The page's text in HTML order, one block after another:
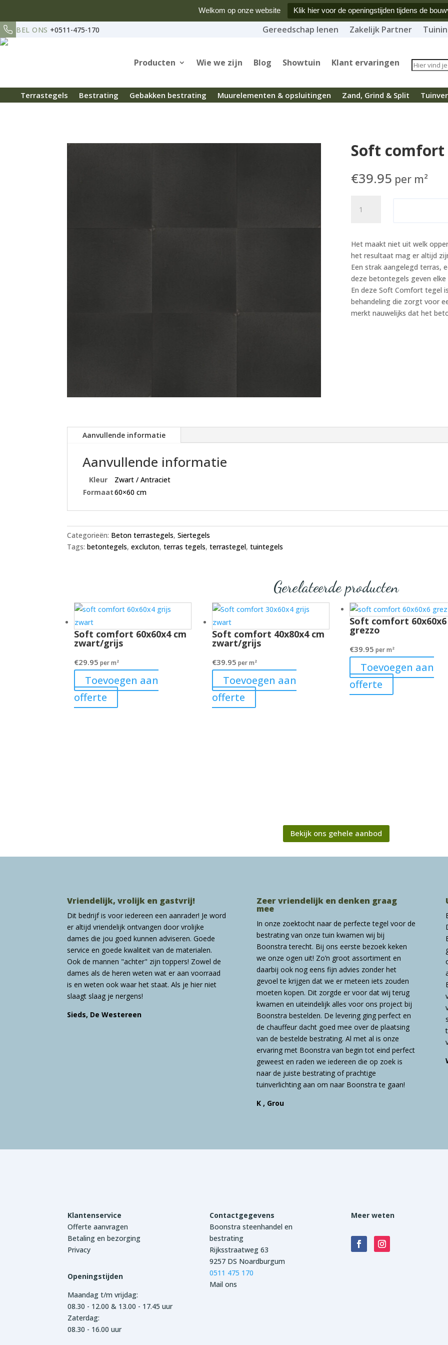
Welkom op onze website Klik hier voor de openingstijden tijdens de
BEL ONS +0511-475-170 Gereedschap lenen Zakelijk Partner
Producten Wie we zijn Blog Showtuin Klant ervaringen
Terrastegels Bestrating Gebakken bestrating Muurelementen & opsluitingen Zand, Grind & Split
Soft comfort
€39.95 per m²
comfort
nero
aantal
Het maakt niet uit welk
het resultaat mag er altijd
Een strak aangelegd terras,
deze betontegels geven
En deze Soft Comfort tegel
behandeling die zorgt voor
merkt nauwelijks dat het
Aanvullende informatie
Aanvullende informatie
Kleur
Zwart / Antraciet
Formaat60×60 cm
Categorieën: Beton terrastegels,Siertegels
Tags:betontegels,excluton,terras tegels,terrastegel,tuintegels
Gerelateerde producten
Soft comfort 60x60x4 cm
zwart/grijs
€29.95 per m²
Toevoegen aan
offerte
Soft comfort 40x80x4 cm
zwart/grijs
€39.95 per m²
Toevoegen aan
offerte
Soft comfort
grezzo
€39.95 per m²
Toevoegen aan
offerte
Bekijk ons gehele aanbod
Vriendelijk, vrolijk en gastvrij!
Dit bedrijf is voor iedereen een aanrader! Je word
er altijd vriendelijk ontvangen door vrolijke
dames die jou goed kunnen adviseren. Goede
service en goede kwaliteit van de materialen.
Ook de mannen "achter" zijn toppers! Zowel de
dames als de heren weten wat er aan voorraad
is en weten ook waar het staat. Als je hier niet
slaagt slaag je nergens!
Sieds, De Westereen
Zeer vriendelijk en denken graag
mee
In onze zoektocht naar de perfecte tegel voor de
bestrating van onze tuin kwamen wij bij
Boonstra terecht. Bij ons eerste bezoek keken
we onze ogen uit! Zo’n groot assortiment en
daarbij ook nog eens fijn advies zonder het
gevoel te krijgen dat we er meteen iets zouden
moeten kopen. Dit zorgde er voor dat wij terug
kwamen en uiteindelijk alles voor ons project bij
Boonstra bestelden. De levering ging perfect en
de chauffeur dacht goed mee over de plaatsing
van de bestelde bestrating. Al met al is onze
ervaring met Boonstra van begin tot eind perfect
geweest en raden we iedereen die op zoek is
naar de juiste bestrating of prachtige
tuinverlichting aan om naar Boonstra te gaan!
K , Grou
Klantenservice
Offerte aanvragen
Betaling en bezorging
Privacy
Openingstijden
Maandag t/m vrijdag:
08.30 - 12.00 & 13.00 - 17.45 uur
Zaterdag:
08.30 - 16.00 uur
Contactgegevens
Boonstra steenhandel en
bestrating
Rijksstraatweg 63
9257 DS Noardburgum
0511 475 170
Mail ons
Meer weten